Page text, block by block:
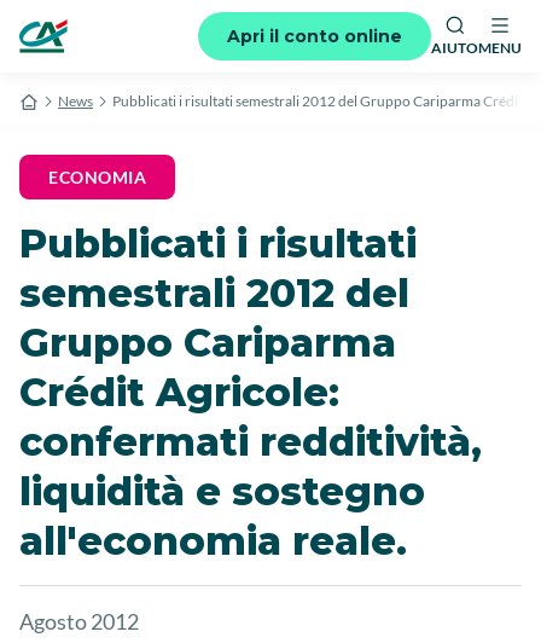
Apri il conto online
AIUTOMENU
News Pubblicati i risultati semestrali 2012 del Gruppo Cariparma Crédit
ECONOMIA
Pubblicati i risultati
semestrali 2012 del
Gruppo Cariparma
Crédit Agricole:
confermati redditività,
liquidità e sostegno
all'economia reale.
Agosto 2012